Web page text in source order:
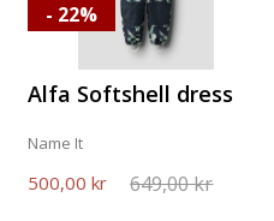
Alfa Softshell dress
Name It
500,00 kr 649,00 kr
- 22%